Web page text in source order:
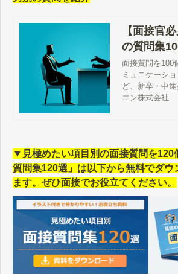
【面接官
の質問集
極める能
介
面接質問を100
ミュニケーシ
ど、新卒・中
見極めたい能力
エン株式会社
▼見極めたい項目別の面接質問を120
質問集120選」は以下から無料でダウ
ます。ぜひ面接でお役立てください。